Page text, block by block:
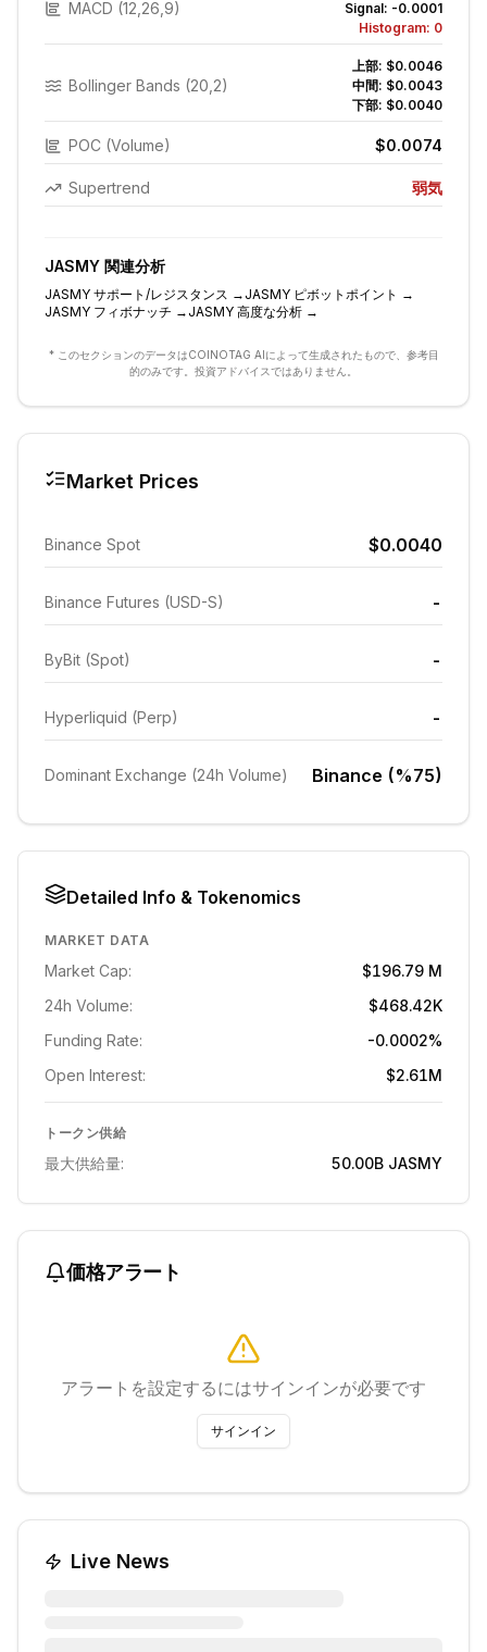
MACD (12,26,9) Signal: -0.0001
Histogram: 0
Bollinger Bands (20,2)
上部: $0.0046
中間: $0.0043
下部: $0.0040
POC (Volume) $0.0074
Supertrend 弱気
JASMY 関連分析
JASMY サポート/レジスタンス → JASMY ピボットポイント →
JASMY フィボナッチ → JASMY 高度な分析 →
* このセクションのデータはCOINOTAG AIによって生成されたもので、参考目
的のみです。投資アドバイスではありません。
Market Prices
Binance Spot $0.0040
Binance Futures (USD-S) -
ByBit (Spot) -
Hyperliquid (Perp) -
Dominant Exchange (24h Volume) Binance (%75)
Detailed Info & Tokenomics
MARKET DATA
Market Cap:
$196.79 M
24h Volume:
$468.42K
Funding Rate:
-0.0002%
Open Interest:
$2.61M
トークン供給
最大供給量: 50.00B JASMY
価格アラート
アラートを設定するにはサインインが必要です
サインイン
Live News